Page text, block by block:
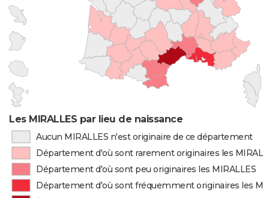
Les MIRALLES par lieu de naissance
Aucun MIRALLES n'est originaire de ce département
Département d'où sont rarement originaires les
Département d'où sont peu originaires les MIRALLES
Département d'où sont fréquemment originaires les